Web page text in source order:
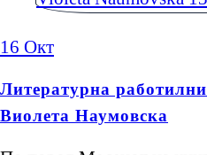
16 Окт
Литературна
Виолета Наумовска